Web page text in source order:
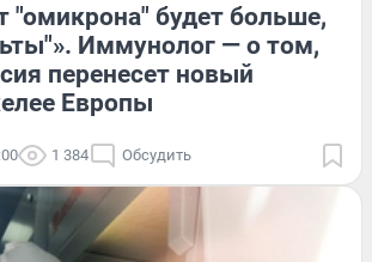
"омикрона" будет больше,
Иммунолог — о том,
перенесет новый
Европы
1 384 Обсудить